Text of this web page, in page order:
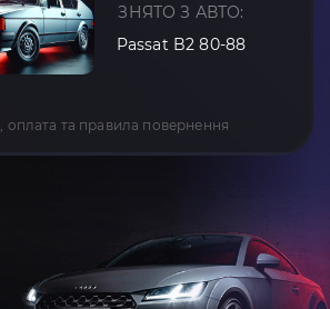
ЗНЯТО З АВТО:
Passat B2 80-88
оплата та правила повернення